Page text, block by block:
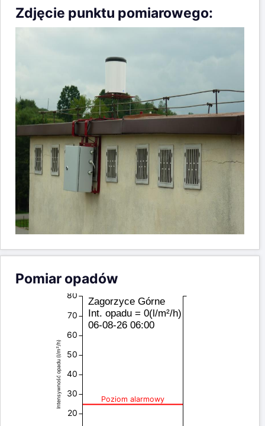
Zdjęcie punktu pomiarowego:
Pomiar opadów
Poziom alarmowy
Intensywność opadu (l/m²/h)
20
30
40
50
60
70
80
Zagorzyce Górne
Int. opadu = 0(l/m²/h)
06-08-26 06:00